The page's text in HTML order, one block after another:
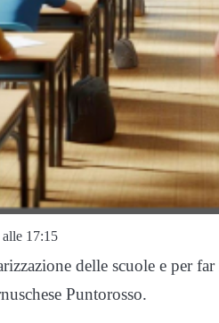
alle 17:15
delle scuole e per
Puntorosso.